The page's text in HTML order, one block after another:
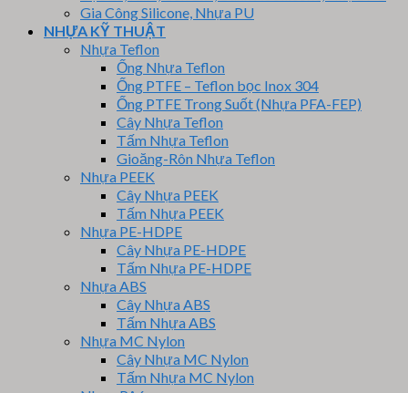
Gia Công Silicone, Nhựa PU
NHỰA KỸ THUẬT
Nhựa Teflon
Ống Nhựa Teflon
Ống PTFE – Teflon bọc Inox 304
Ống PTFE Trong Suốt (Nhựa PFA-FEP)
Cây Nhựa Teflon
Tấm Nhựa Teflon
Gioăng-Rôn Nhựa Teflon
Nhựa PEEK
Cây Nhựa PEEK
Tấm Nhựa PEEK
Nhựa PE-HDPE
Cây Nhựa PE-HDPE
Tấm Nhựa PE-HDPE
Nhựa ABS
Cây Nhựa ABS
Tấm Nhựa ABS
Nhựa MC Nylon
Cây Nhựa MC Nylon
Tấm Nhựa MC Nylon